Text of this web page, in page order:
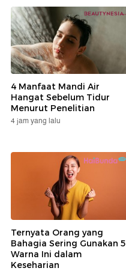
4 Manfaat Mandi Air
Hangat Sebelum Tidur
Menurut Penelitian
4 jam yang lalu
Ternyata Orang yang
Bahagia Sering Gunakan 5
Warna Ini dalam
Keseharian